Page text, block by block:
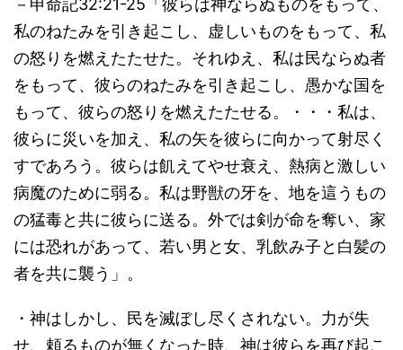
－申命記32:21-25「彼らは神ならぬものをもって、
私のねたみを引き起こし、虚しいものをもって、私
の怒りを燃えたたせた。それゆえ、私は民ならぬ者
をもって、彼らのねたみを引き起こし、愚かな国を
もって、彼らの怒りを燃えたたせる。・・・私は、
彼らに災いを加え、私の矢を彼らに向かって射尽く
すであろう。彼らは飢えてやせ衰え、熱病と激しい
病魔のために弱る。私は野獣の牙を、地を這うもの
の猛毒と共に彼らに送る。外では剣が命を奪い、家
には恐れがあって、若い男と女、乳飲み子と白髪の
者を共に襲う」。
・神はしかし、民を滅ぼし尽くされない。力が失
せ、頼るものが無くなった時、神は彼らを再び起こ